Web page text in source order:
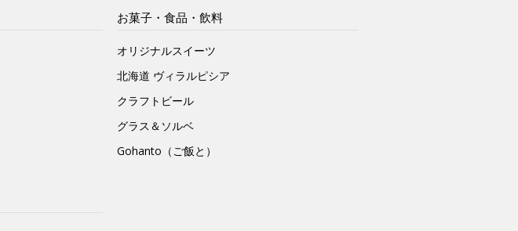
お菓子・食品・飲料
オリジナルスイーツ
北海道 ヴィラルピシア
クラフトビール
グラス＆ソルベ
Gohanto（ご飯と）